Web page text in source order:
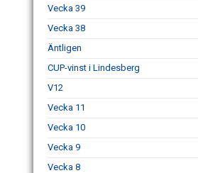
Vecka 39
Vecka 38
Äntligen
CUP-vinst i Lindesberg
V12
Vecka 11
Vecka 10
Vecka 9
Vecka 8